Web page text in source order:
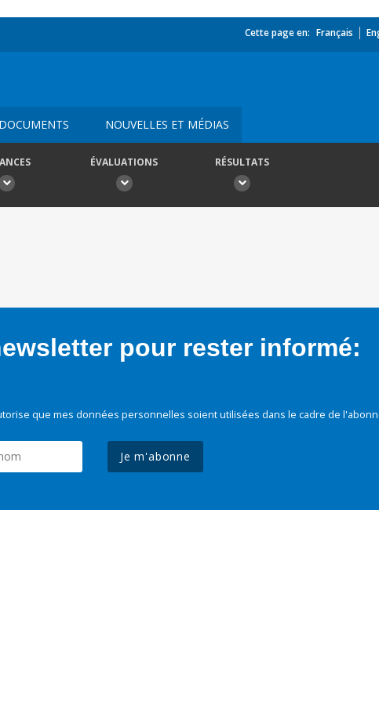
Cette page en: Français
DOCUMENTS NOUVELLES ET MÉDIAS
ÉVALUATIONS RÉSULTATS
pour rester informé:
que mes données personnelles soient utilisées dans le cadre de
Je m'abonne